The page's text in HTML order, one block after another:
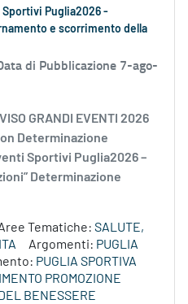
Puglia2026 -
e scorrimento della
di Pubblicazione 7-ago-
GRANDI EVENTI 2026
Determinazione
Sportivi Puglia2026 –
Determinazione
Tematiche: SALUTE,
Argomenti: PUGLIA
PUGLIA SPORTIVA
PROMOZIONE
BENESSERE